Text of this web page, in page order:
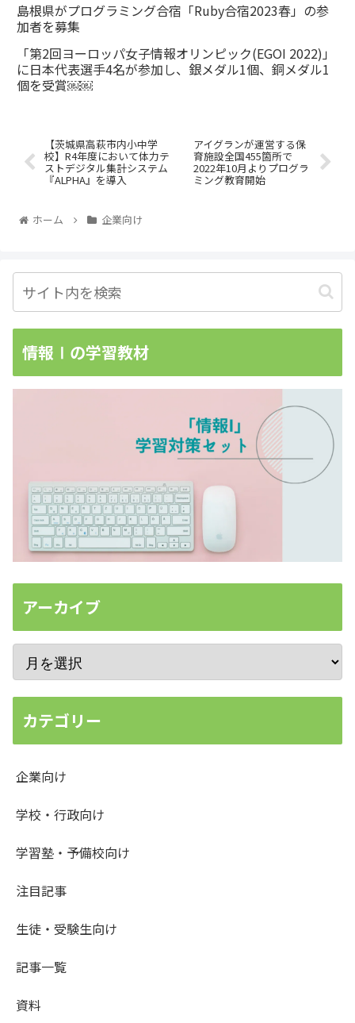
島根県がプログラミング合宿「Ruby合宿2023春」の参
加者を募集
「第2回ヨーロッパ女子情報オリンピック(EGOI 2022)」
に日本代表選手4名が参加し、銀メダル1個、銅メダル1
個を受賞￼￼
【茨城県高萩市内小中学
校】R4年度において体力テ
ストデジタル集計システム
『ALPHA』を導入
アイグランが運営する保
育施設全国455箇所で
2022年10月よりプログラ
ミング教育開始
ホーム 企業向け
情報Ⅰの学習教材
アーカイブ
カテゴリー
企業向け
学校・行政向け
学習塾・予備校向け
注目記事
生徒・受験生向け
記事一覧
資料